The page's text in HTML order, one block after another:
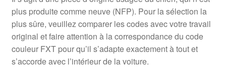
plus produite comme neuve (NFP). Pour la sélection la
plus sûre, veuillez comparer les codes avec votre travail
original et faire attention à la correspondance du code
couleur FXT pour qu’il s’adapte exactement à tout et
s’accorde avec l’intérieur de la voiture.